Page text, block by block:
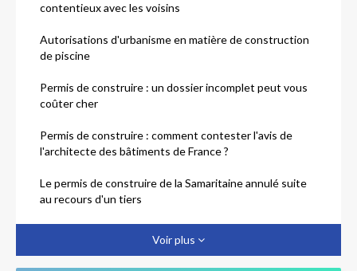
contentieux avec les voisins
Autorisations d'urbanisme en matière de construction
de piscine
Permis de construire : un dossier incomplet peut vous
coûter cher
Permis de construire : comment contester l'avis de
l'architecte des bâtiments de France ?
Le permis de construire de la Samaritaine annulé suite
au recours d'un tiers
Voir plus